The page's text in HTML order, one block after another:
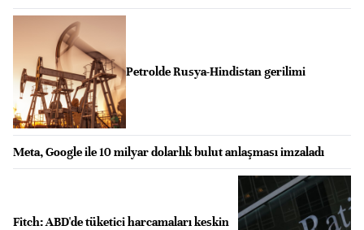
Petrolde Rusya-Hindistan gerilimi
Meta, Google ile 10 milyar dolarlık bulut anlaşması imzaladı
Fitch: ABD'de tüketici harcamaları keskin